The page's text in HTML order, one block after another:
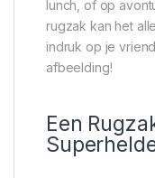
lunch, of op
rugzak kan het
indruk op je
afbeelding!
Een